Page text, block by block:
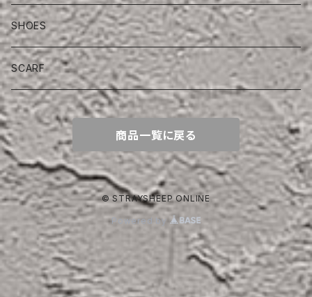
SHOES
SCARF
商品一覧に戻る
© STRAYSHEEP ONLINE
Powered by